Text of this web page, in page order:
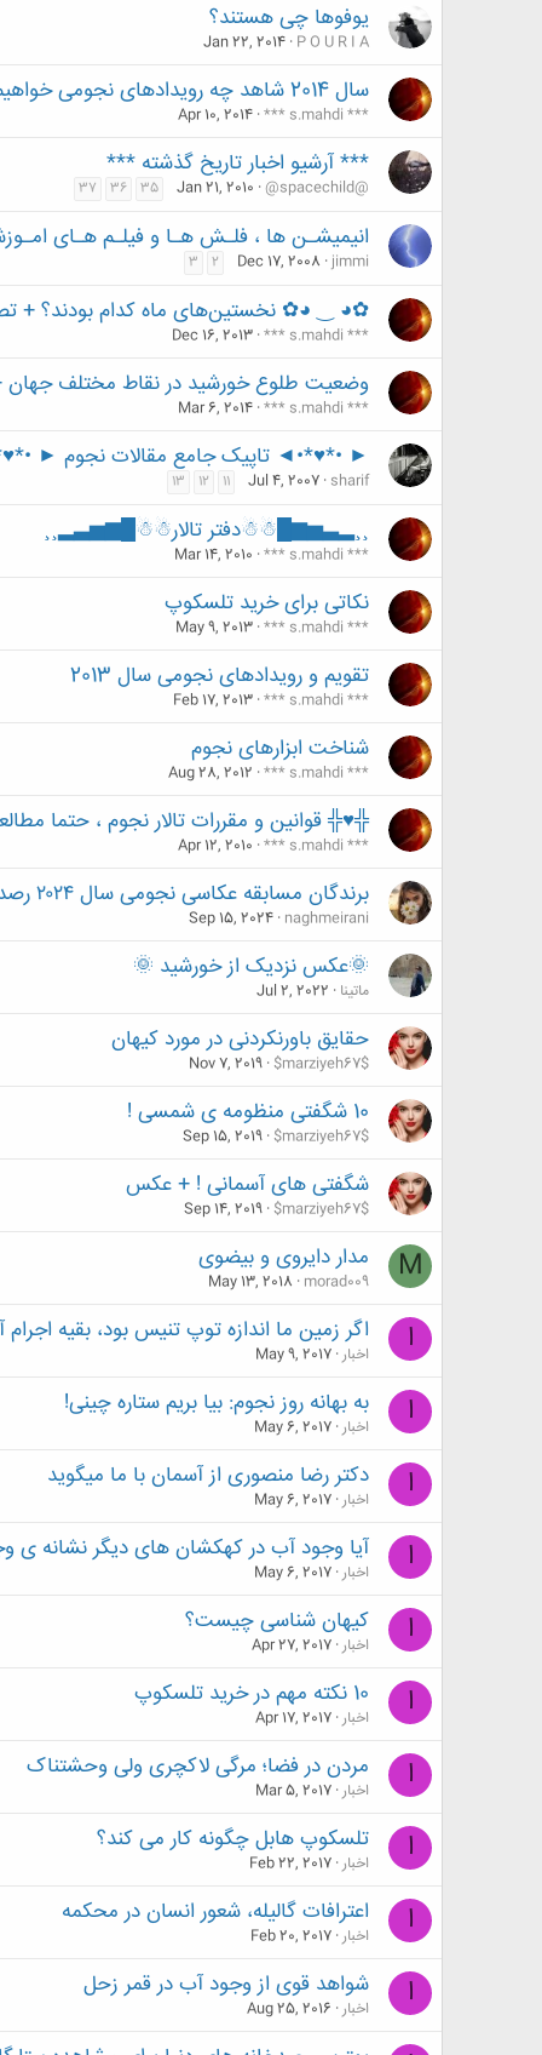
یوفوها چی هستند؟
P O U R I A
Jan 22, 2014
سال 2014 شاهد چه رویدادهای نجومی خواهیم بود؟
*** s.mahdi ***
Apr 10, 2014
*** آرشیو اخبار تاریخ گذشته ***
@spacechild@
Jan 21, 2010
35
36
37
انیمیشـن ها ، فلـش هـا و فیلـم هـای
jimmi
Dec 17, 2008
2
3
✿◕ ‿ ◕✿ نخستین‌های ماه کدام بودند؟ +
*** s.mahdi ***
Dec 16, 2013
وضعیت طلوع خورشید در نقاط مختلف جهان
*** s.mahdi ***
Mar 6, 2014
► •*♥*•◄ تاپیک جامع مقالات نجوم ►
sharif
Jul 4, 2007
11
12
13
¸¸▂▃▅▆█☃☃دفتر تالار☃☃█▆▅▃▂¸¸
*** s.mahdi ***
Mar 14, 2010
نکاتی برای خرید تلسکوپ
*** s.mahdi ***
May 9, 2013
تقویم و رویدادهای نجومی سال 2013
*** s.mahdi ***
Feb 17, 2013
شناخت ابزارهای نجوم
*** s.mahdi ***
Aug 28, 2012
╬♥╬ قوانین و مقررات تالار نجوم ، حتما
*** s.mahdi ***
Apr 12, 2010
برندگان مسابقه عکاسی نجومی سال ۲۰۲۴ رصدخانه گرینویچ
naghmeirani
Sep 15, 2024
🌞عکس نزدیک از خورشید 🌞
ماتینا Jul 2, 2022
حقایق باورنکردنی در مورد کیهان
$marziyeh67$
Nov 7, 2019
10 شگفتی منظومه ‌ی شمسی !
$marziyeh67$
Sep 15, 2019
شگفتی های آسمانی ! + عکس
$marziyeh67$
Sep 14, 2019
M مدار دایروی و بیضوی
morad009
May 13, 2018
ا اگر زمین ما اندازه توپ تنیس بود، بقیه اجرام
اخبار May 9, 2017
ا به بهانه روز نجوم: بیا بریم ستاره چینی!
اخبار May 6, 2017
ا دکتر رضا منصوری از آسمان با ما میگوید
اخبار May 6, 2017
ا آیا وجود آب در کهکشان های دیگر نشانه
اخبار May 6, 2017
ا کیهان شناسی چیست؟
اخبار Apr 27, 2017
ا 10 نکته مهم در خرید تلسکوپ
اخبار Apr 17, 2017
ا مردن در فضا؛ مرگی لاکچری ولی وحشتناک
اخبار Mar 5, 2017
ا تلسکوپ هابل چگونه کار می کند؟
اخبار Feb 22, 2017
ا اعترافات گالیله، شعور انسان در محکمه
اخبار Feb 20, 2017
ا شواهد قوی از وجود آب در قمر زحل
اخبار Aug 25, 2016